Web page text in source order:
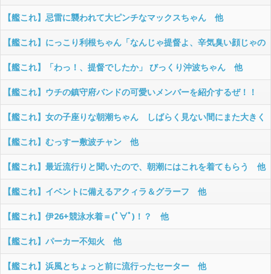
【艦これ】忌雷に襲われて大ピンチなマックスちゃん 他
【艦これ】にっこり利根ちゃん「なんじゃ提督よ、辛気臭い顔じゃの
う。ほれ、元気を出せ！笑顔じゃ。笑顔。」 他
【艦これ】「わっ！、提督でしたか」 びっくり沖波ちゃん 他
【艦これ】ウチの鎮守府バンドの可愛いメンバーを紹介するぜ！！
他【艦これ】女の子座りな朝潮ちゃん しばらく見ない間にまた大きく
なったね 他
【艦これ】むっすー敷波チャン 他
【艦これ】最近流行りと聞いたので、朝潮にはこれを着てもらう 他
【艦これ】イベントに備えるアクィラ＆グラーフ 他
【艦これ】伊26+競泳水着＝(ﾟ∀ﾟ)！？ 他
【艦これ】パーカー不知火 他
【艦これ】浜風とちょっと前に流行ったセーター 他